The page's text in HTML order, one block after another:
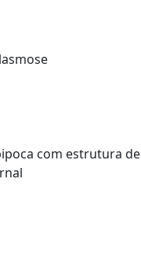
com estrutura de